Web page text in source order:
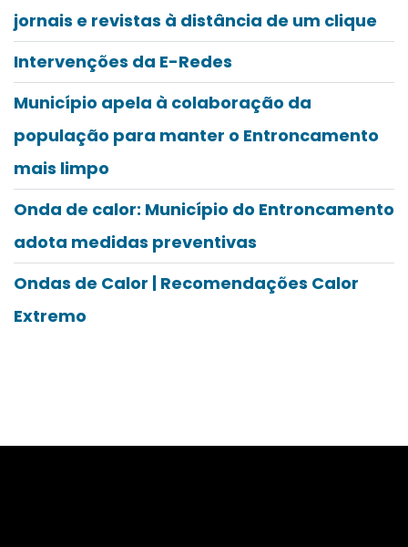
jornais e revistas à distância de um clique
Intervenções da E-Redes
Município apela à colaboração da
população para manter o Entroncamento
mais limpo
Onda de calor: Município do Entroncamento
adota medidas preventivas
Ondas de Calor | Recomendações Calor
Extremo